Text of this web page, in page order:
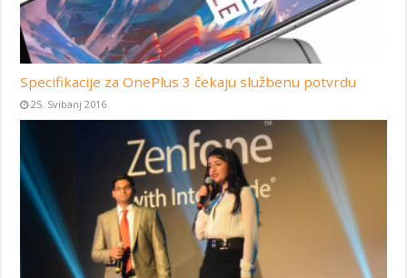
Specifikacije za OnePlus 3 čekaju službenu potvrdu
25. Svibanj 2016